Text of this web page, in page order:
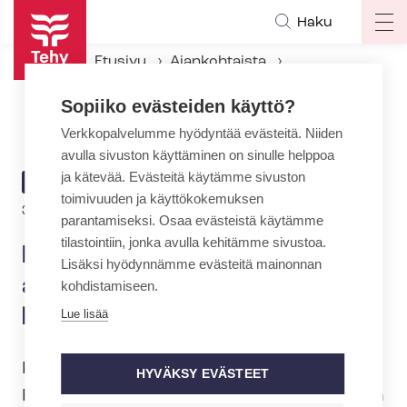
Hyppää
pääsisältöön
Haku
Etusivu
Ajankohtaista
Rautainen kuntoutuksen ammattilainen jaksaa aina kannustaa liikkumaan
ARTIKKELIN
KATEGORIA
AJANKOHTAISTA
30.5.2023 | 14:00
Rautainen kuntoutuksen
ammattilainen jaksaa aina
kannustaa liikkumaan
Kokkolalainen fysioterapeutti Mirva
Rasmus on valittu vuoden kuntoutuksen
Sopiiko evästeiden käyttö?
Verkkopalvelumme hyödyntää evästeitä. Niiden
avulla sivuston käyttäminen on sinulle helppoa
ja kätevää. Evästeitä käytämme sivuston
toimivuuden ja käyttökokemuksen
parantamiseksi. Osaa evästeistä käytämme
tilastointiin, jonka avulla kehitämme sivustoa.
Lisäksi hyödynnämme evästeitä mainonnan
kohdistamiseen.
Lue lisää
HYVÄKSY EVÄSTEET